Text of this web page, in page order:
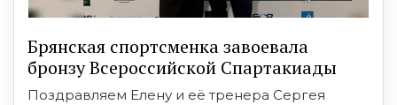
Брянская спортсменка завоевала
бронзу Всероссийской Спартакиады
Поздравляем Елену и её тренера Сергея